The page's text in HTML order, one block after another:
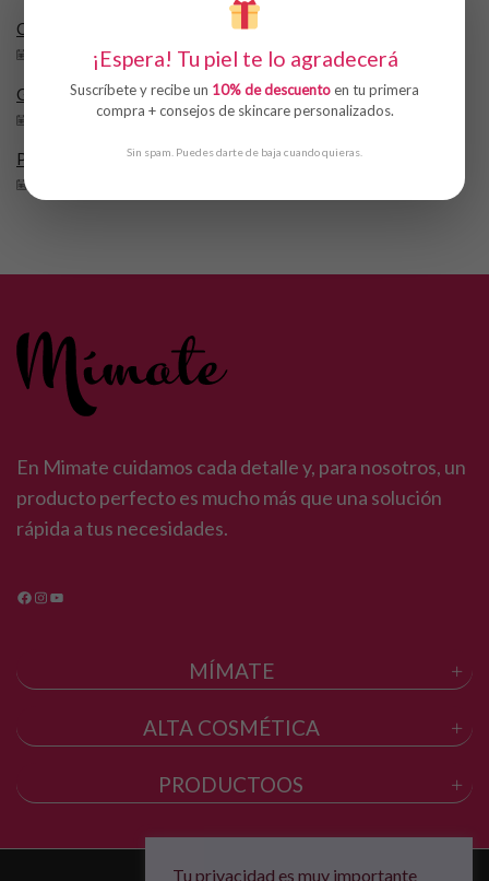
Centella Asiática
17 mayo 2026
Glicerina
17 mayo 2026
Péptidos
En Mimate cuidamos cada detalle y, para nosotros, un
producto perfecto es mucho más que una solución
rápida a tus necesidades.
Facebook
Instagram
MÍMATE
ALTA COSMÉTICA
PRODUCTOOS
Tu privacidad es muy importante
¡Espera! Tu piel te lo agradecerá
Suscríbete y recibe un 10% de descuentoen tu primera
compra + consejos de skincare personalizados.
Sin spam. Puedes darte de baja cuando quieras.